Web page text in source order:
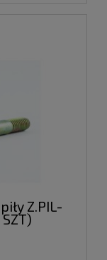
Z.PIL-